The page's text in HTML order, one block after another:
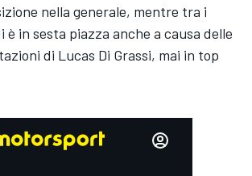
nella generale, mentre tra i
è in sesta piazza anche a causa delle
di Lucas Di Grassi, mai in top